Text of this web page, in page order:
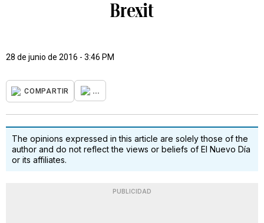
Brexit
28 de junio de 2016 - 3:46 PM
COMPARTIR ...
The opinions expressed in this article are solely those of the
author and do not reflect the views or beliefs of El Nuevo Día
or its affiliates.
PUBLICIDAD